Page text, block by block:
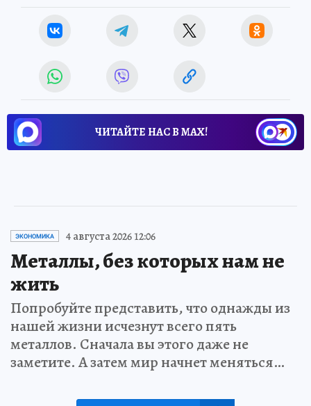
ЧИТАЙТЕ НАС В МАХ!
ЭКОНОМИКА 4 августа 2026 12:06
Металлы, без которых нам не
жить
Попробуйте представить, что однажды из
нашей жизни исчезнут всего пять
металлов. Сначала вы этого даже не
заметите. А затем мир начнет меняться…